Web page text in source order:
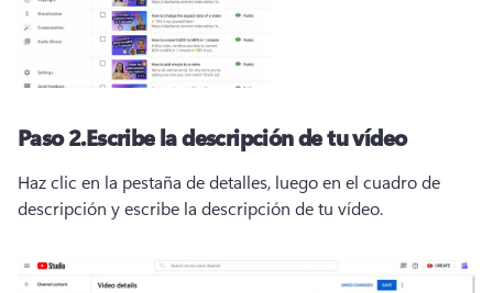
Paso 2.Escribe la descripción de tu vídeo
Haz clic en la pestaña de detalles, luego en el cuadro de
descripción y escribe la descripción de tu vídeo.